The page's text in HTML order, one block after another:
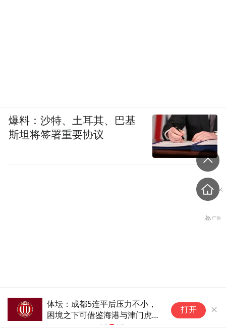
体坛：成都5连平后压力不小，
困境之下可借鉴海港与津门虎经
打开
爆料：沙特、土耳其、巴基
斯坦将签署重要协议
印度国防部：成功试射“烈
火-4”中程弹道导弹，可携带